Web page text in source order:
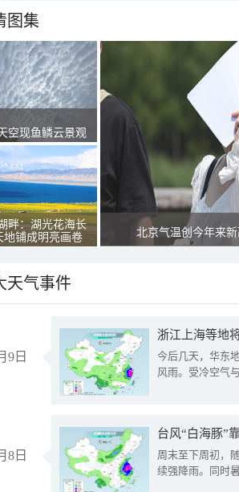
图集
空现鱼鳞云景观
畔：湖光花海长
地铺成明亮画卷
北京气温创今年来
天气事件
9日
浙江上海等地
今后几天，华东
风雨。受冷空气
8日
台风“白海豚”
周末至下周初，
续强降雨。同时